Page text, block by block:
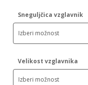
Sneguljčica vzglavnik
Velikost vzglavnika